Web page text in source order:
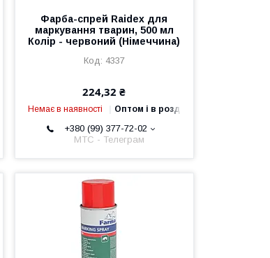
Фарба-спрей Raidex для
маркування тварин, 500 мл
Колір - червоний (Німеччина)
4337
224,32 ₴
Немає в наявності Оптом і в роздріб
+380 (99) 377-72-02
МТС - Телеграм